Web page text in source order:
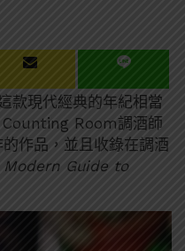
款現代經典的年紀相當
Counting Room調酒師
作品，並且收錄在調酒
Guide to